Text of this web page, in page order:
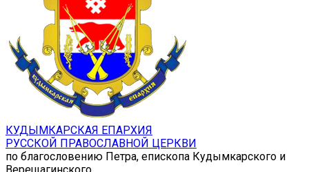
КУДЫМКАРСКАЯ ЕПАРХИЯ
РУССКОЙ ПРАВОСЛАВНОЙ ЦЕРКВИ
по благословению Петра, епископа Кудымкарского и
Верещагинского